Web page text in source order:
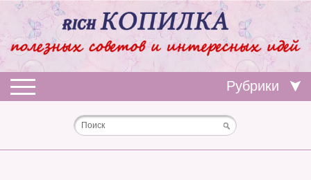
Рубрики